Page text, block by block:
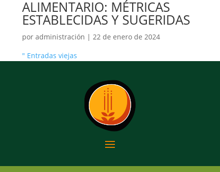
ALIMENTARIO: MÉTRICAS
ESTABLECIDAS Y SUGERIDAS
por administración | 22 de enero de 2024
" Entradas viejas